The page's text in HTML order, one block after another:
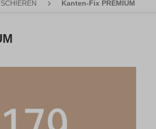
Kanten-Fix PREMIUM